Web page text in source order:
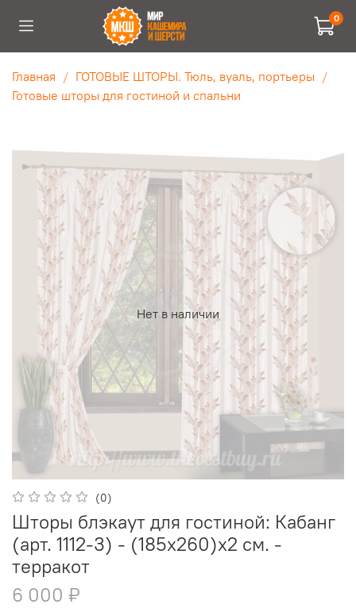
0
Главная
ГОТОВЫЕ ШТОРЫ. Тюль, вуаль, портьеры
Готовые шторы для гостиной и спальни
Нет в наличии
(0)
Шторы блэкаут для гостиной: Кабанг
(арт. 1112-3) - (185х260)х2 см. -
терракот
6 000 ₽